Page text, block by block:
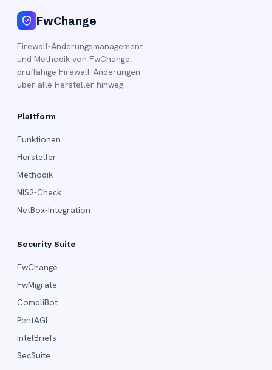
FwChange
Firewall-Änderungsmanagement
und Methodik von FwChange,
prüffähige Firewall-Änderungen
über alle Hersteller hinweg.
Plattform
Funktionen
Hersteller
Methodik
NIS2-Check
NetBox-Integration
Security Suite
FwChange
FwMigrate
CompliBot
PentAGI
IntelBriefs
SecSuite